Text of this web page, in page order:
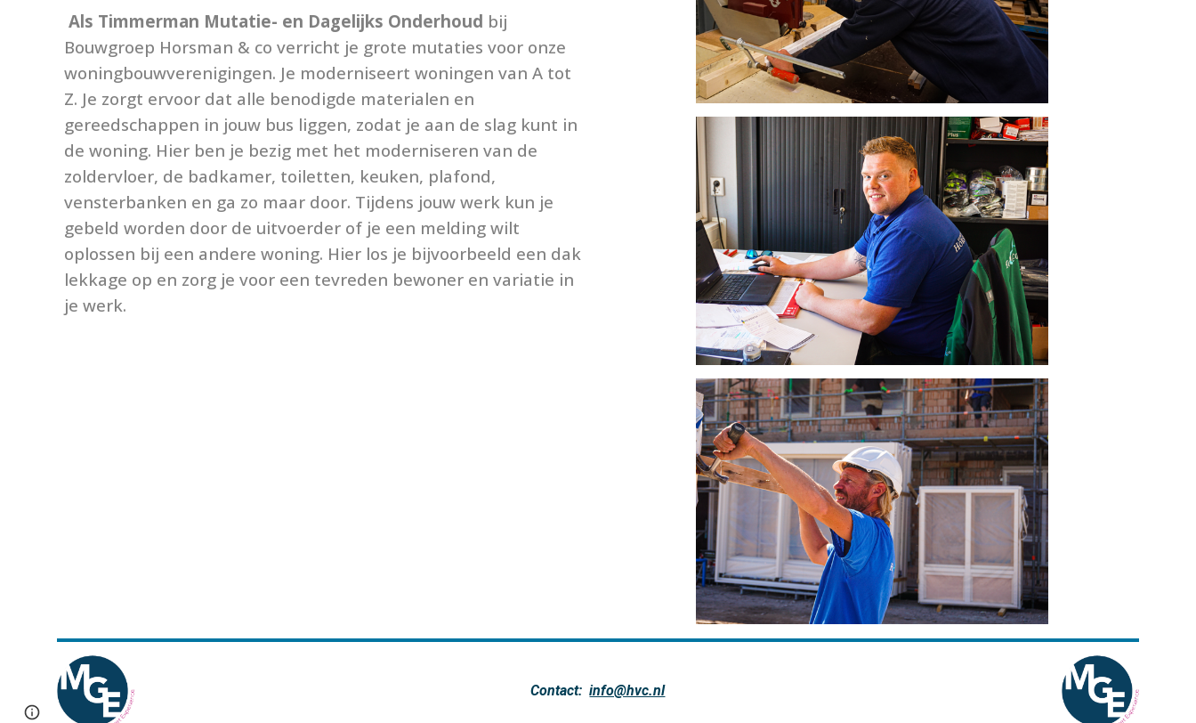
Als Timmerman Mutatie- en Dagelijks Onderhoud bij
Bouwgroep Horsman & co verricht je grote mutaties voor onze
woningbouwverenigingen. Je moderniseert woningen van A tot
Z. Je zorgt ervoor dat alle benodigde materialen en
gereedschappen in jouw bus liggen, zodat je aan de slag kunt in
de woning. Hier ben je bezig met het moderniseren van de
zoldervloer, de badkamer, toiletten, keuken, plafond,
vensterbanken en ga zo maar door. Tijdens jouw werk kun je
gebeld worden door de uitvoerder of je een melding wilt
oplossen bij een andere woning. Hier los je bijvoorbeeld een dak
lekkage op en zorg je voor een tevreden bewoner en variatie in
je werk.
Contact:info@hvc.nl
Google Sites